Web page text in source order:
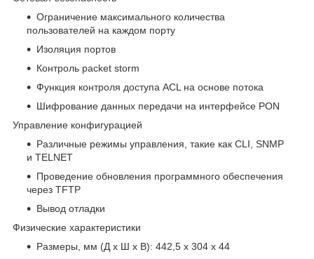
Ограничение максимального количества
пользователей на каждом порту
Изоляция портов
Контроль packet storm
Функция контроля доступа ACL на основе потока
Шифрование данных передачи на интерфейсе PON
Управление конфигурацией
Различные режимы управления, такие как CLI, SNMP
и TELNET
Проведение обновления программного обеспечения
через TFTP
Вывод отладки
Физические характеристики
Размеры, мм (Д х Ш х В): 442,5 х 304 х 44